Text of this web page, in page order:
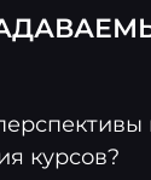
курсов?